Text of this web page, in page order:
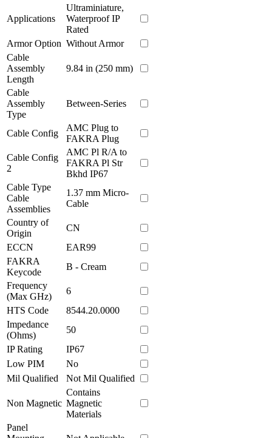
Applications
Ultraminiature,
Waterproof IP
Rated
Armor Option Without Armor
Cable
Assembly
Length
9.84 in (250 mm)
Cable
Assembly
Type
Between-Series
Cable Config
AMC Plug to
FAKRA Plug
Cable Config
2
AMC Pl R/A to
FAKRA Pl Str
Bkhd IP67
Cable Type
Cable
Assemblies
1.37 mm Micro-
Cable
Country of
Origin
CN
ECCN
EAR99
FAKRA
Keycode
B - Cream
Frequency
(Max GHz)
6
HTS Code
8544.20.0000
Impedance
(Ohms)
50
IP Rating
IP67
Low PIM
No
Mil Qualified
Not Mil Qualified
Non Magnetic
Contains
Magnetic
Materials
Panel